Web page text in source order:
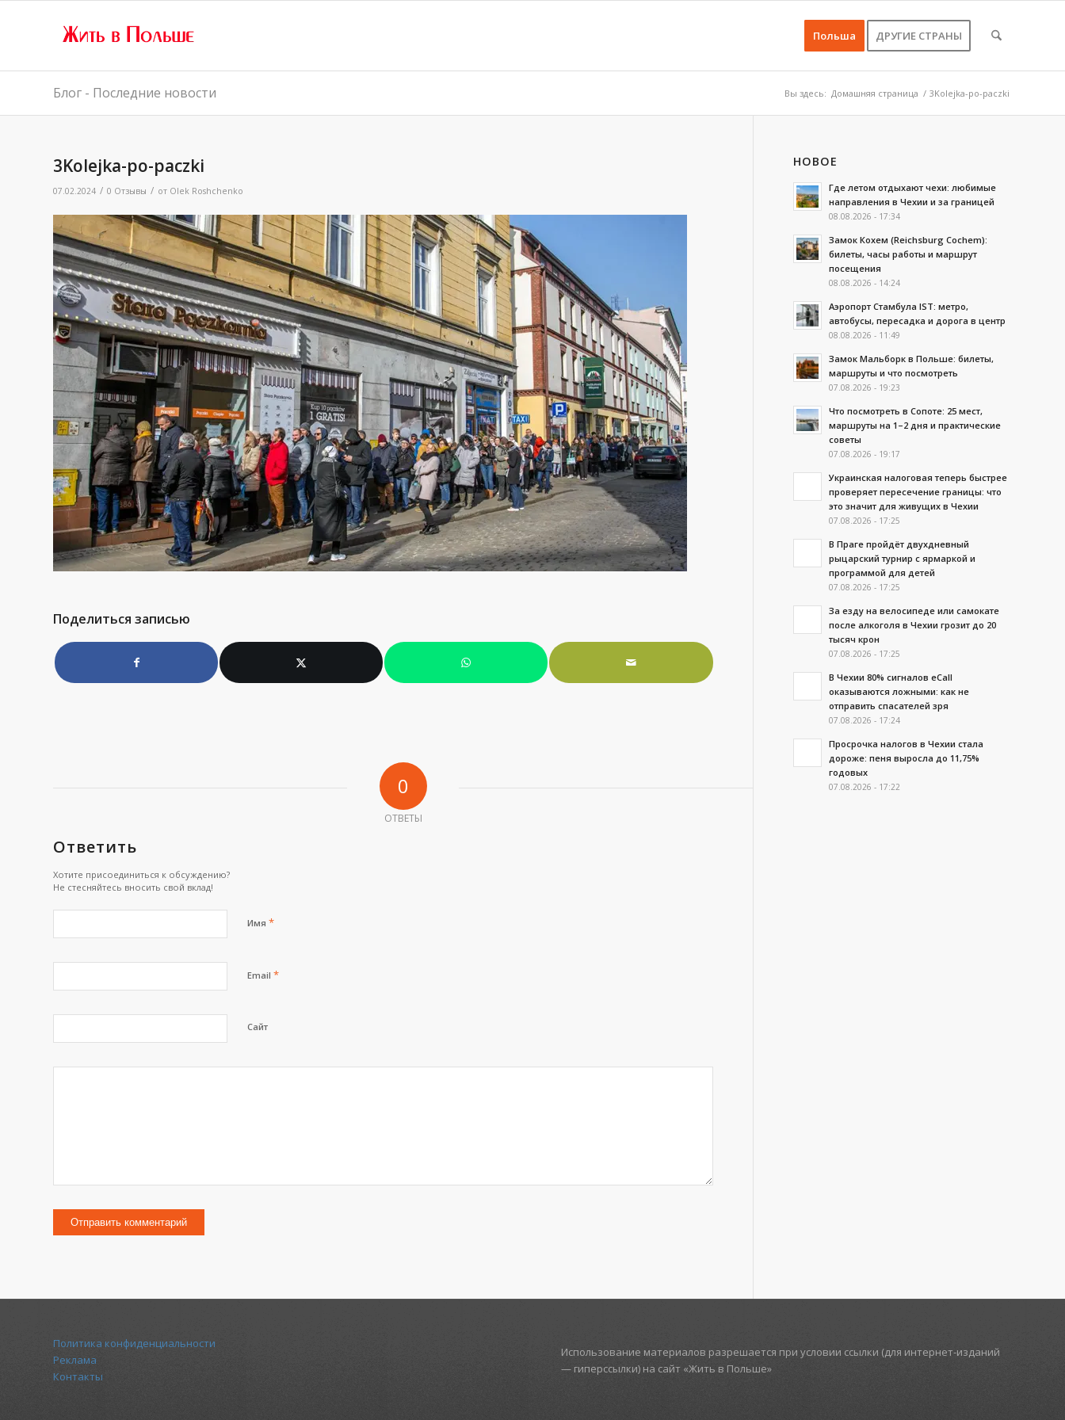
Польша ДРУГИЕ СТРАНЫ
Блог - Последние новости Вы здесь: Домашняя страница / 3Kolejka-po-paczki
3Kolejka-po-paczki
07.02.2024 / 0 Отзывы / от Olek Roshchenko
Поделиться записью
0
ОТВЕТЫ
Ответить
Хотите присоединиться к обсуждению?
Не стесняйтесь вносить свой вклад!
Имя *
Email *
Сайт
НОВОЕ
Где летом отдыхают чехи: любимые
направления в Чехии и за границей
08.08.2026 - 17:34
Замок Кохем (Reichsburg Cochem):
билеты, часы работы и маршрут
посещения
08.08.2026 - 14:24
Аэропорт Стамбула IST: метро,
автобусы, пересадка и дорога в центр
08.08.2026 - 11:49
Замок Мальборк в Польше: билеты,
маршруты и что посмотреть
07.08.2026 - 19:23
Что посмотреть в Сопоте: 25 мест,
маршруты на 1–2 дня и практические
советы
07.08.2026 - 19:17
Украинская налоговая теперь быстрее
проверяет пересечение границы: что
это значит для живущих в Чехии
07.08.2026 - 17:25
В Праге пройдёт двухдневный
рыцарский турнир с ярмаркой и
программой для детей
07.08.2026 - 17:25
За езду на велосипеде или самокате
после алкоголя в Чехии грозит до 20
тысяч крон
07.08.2026 - 17:25
В Чехии 80% сигналов eCall
оказываются ложными: как не
отправить спасателей зря
07.08.2026 - 17:24
Просрочка налогов в Чехии стала
дороже: пеня выросла до 11,75%
годовых
07.08.2026 - 17:22
Политика конфиденциальности
Реклама
Контакты
Использование материалов разрешается при условии ссылки (для интернет-изданий
— гиперссылки) на сайт «Жить в Польше»